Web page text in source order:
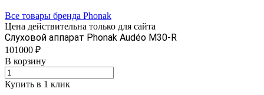
Все товары бренда Phonak
Цена действительна только для сайта
Слуховой аппарат Phonak Audéo М30-R
101000 ₽
В корзину
Купить в 1 клик